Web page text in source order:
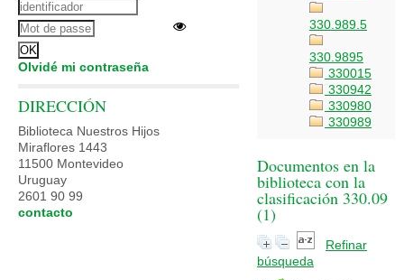
330.989.5
330.9895
330015
330942
330980
330989
Documentos en la
biblioteca con la
clasificación 330.09
(1)
Refinar
búsqueda
Olvidé mi contraseña
DIRECCIÓN
Biblioteca Nuestros Hijos
Miraflores 1443
11500 Montevideo
Uruguay
2601 90 99
contacto